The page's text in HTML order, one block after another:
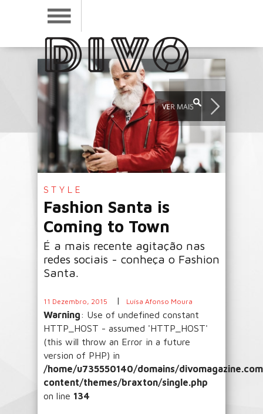
STYLE
Fashion Santa is
Coming to Town
É a mais recente agitação nas
redes sociais - conheça o Fashion
Santa.
11 Dezembro, 2015 | Luísa Afonso Moura
Warning: Use of undefined constant
HTTP_HOST - assumed 'HTTP_HOST'
(this will throw an Error in a future
version of PHP) in
/home/u735550140/domains/
content/themes/braxton/single.php
on line 134